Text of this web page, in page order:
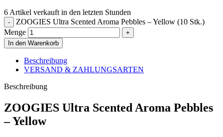
6 Artikel verkauft in den letzten Stunden
ZOOGIES Ultra Scented Aroma Pebbles – Yellow (10 Stk.)
Menge
In den Warenkorb
Beschreibung
VERSAND & ZAHLUNGSARTEN
Beschreibung
ZOOGIES Ultra Scented Aroma Pebbles
– Yellow